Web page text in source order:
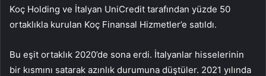
Koç Holding ve İtalyan UniCredit tarafından yüzde 50
ortaklıkla kurulan Koç Finansal Hizmetler’e satıldı.
Bu eşit ortaklık 2020’de sona erdi. İtalyanlar hisselerinin
bir kısmını satarak azınlık durumuna düştüler. 2021 yılında